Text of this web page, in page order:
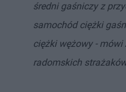
średni gaśniczy z
samochód ciężki
ciężki wężowy - mówi
radomskich